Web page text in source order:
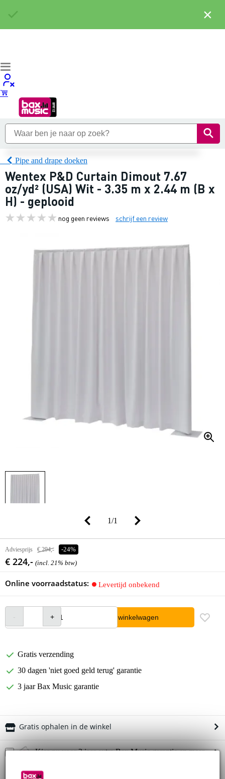
Pipe and drape doeken
Wentex P&D Curtain Dimout 7.67
oz/yd² (USA) Wit - 3.35 m x 2.44 m (B x
H) - geplooid
nog geen reviews schrijf een review
1/1
Adviesprijs € 294,- -24%
€ 224,- (incl. 21% btw)
Online voorraadstatus: Levertijd onbekend
In winkelwagen
Gratis verzending
30 dagen 'niet goed geld terug' garantie
3 jaar Bax Music garantie
Gratis ophalen in de winkel
Kies nu voor 2 jaar extra Bax Music garantie en meer
€ 11,20 eenmalig
×